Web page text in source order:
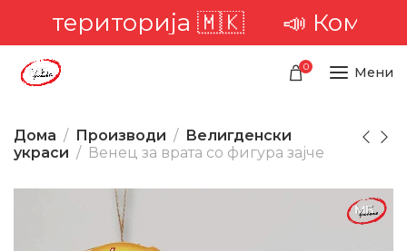
територија 🇲🇰 📣
0 Мени
Дома Производи
Велигденски
украси
Венец за врата со фигура зајче